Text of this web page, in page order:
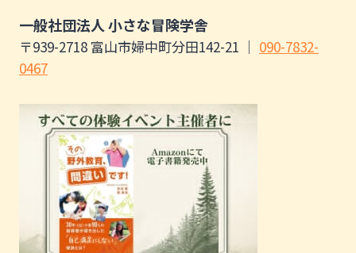
一般社団法人 小さな冒険学舎
〒939-2718 富山市婦中町分田142-21 ｜ 090-7832-
0467